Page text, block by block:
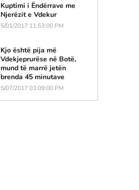
Kuptimi i Ëndërrave me
Njerëzit e Vdekur
5/01/2017 11:53:00 PM
Kjo është pija më
Vdekjeprurëse në Botë,
mund të marrë jetën
brenda 45 minutave
5/07/2017 03:09:00 PM